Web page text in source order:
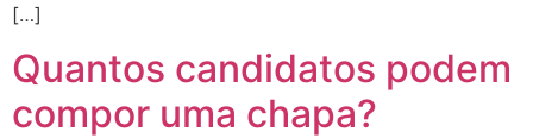
[…]
Quantos candidatos podem
compor uma chapa?